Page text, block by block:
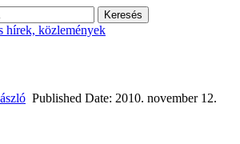
hírek, közlemények
Published Date: 2010. november 12.